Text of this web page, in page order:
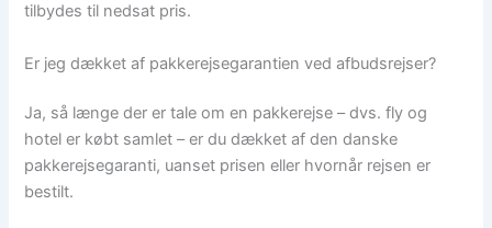
tilbydes til nedsat pris.
Er jeg dækket af pakkerejsegarantien ved afbudsrejser?
Ja, så længe der er tale om en pakkerejse – dvs. fly og
hotel er købt samlet – er du dækket af den danske
pakkerejsegaranti, uanset prisen eller hvornår rejsen er
bestilt.